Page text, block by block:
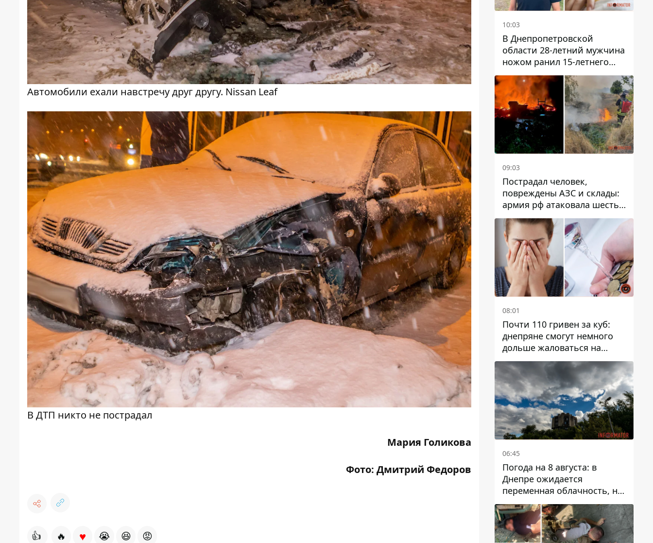
Автомобили ехали навстречу друг другу. Nissan Leaf
В ДТП никто не пострадал
Мария Голикова
Фото: Дмитрий Федоров
👍 🔥 ♥ 😭 😆 😡
10:03
В Днепропетровской
области 28-летний мужчина
ножом ранил 15-летнего
парня
09:03
Пострадал человек,
повреждены АЗС и склады:
армия рф атаковала шесть
районов Днепропетровской
области
08:01
Почти 110 гривен за куб:
днепряне смогут немного
дольше жаловаться на
запланированные тарифы
на воду на 2027 год
06:45
Погода на 8 августа: в
Днепре ожидается
переменная облачность, но
может пойти дождь